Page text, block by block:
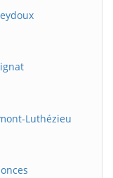
Luthézieu